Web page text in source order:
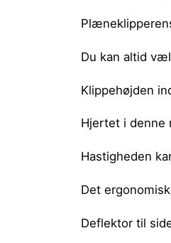
Du kan altid
Klippehøjden
Hjertet i denne
Hastigheden
Det
Deflektor til